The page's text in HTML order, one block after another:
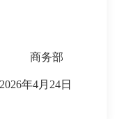
商务部
2026年4月24日